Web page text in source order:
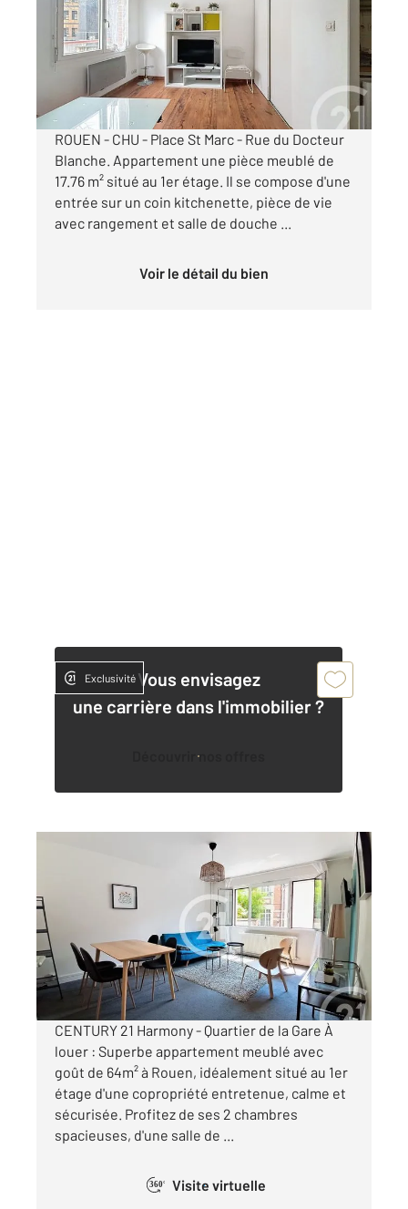
Appartement Studio à louer
470 €
par mois charges comprises
ROUEN - CHU - Place St Marc - Rue du Docteur
Blanche. Appartement une pièce meublé de
17.76 m² situé au 1er étage. Il se compose d'une
entrée sur un coin kitchenette, pièce de vie
avec rangement et salle de douche ...
Voir le détail du bien
Vous envisagez
une carrière dans l'immobilier ?
Découvrir nos offres
Exclusivité
Ref : 34409
Appartement T3 à louer
1 200 €
par mois charges comprises
CENTURY 21 Harmony - Quartier de la Gare À
louer : Superbe appartement meublé avec
goût de 64m² à Rouen, idéalement situé au 1er
étage d'une copropriété entretenue, calme et
sécurisée. Profitez de ses 2 chambres
spacieuses, d'une salle de ...
360° Visite virtuelle